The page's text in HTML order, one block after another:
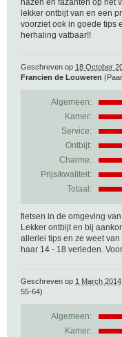
hazen en fazanten op het
lekker ontbijt van en een
voorziet ook in goede tips
herhaling vatbaar!!
Geschreven op 18 October
Francien de Louweren
Algemeen:
Kamer:
Service:
Ontbijt:
Charme:
Prijs/kwaliteit:
Totaal:
fietsen in de omgeving
Lekker ontbijt en bij
allerlei tips en ze weet
haar 14 - 18 verleden.
Geschreven op 1 March 2014
55-64)
Algemeen:
Kamer: